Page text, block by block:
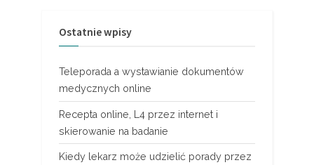
Ostatnie wpisy
Teleporada a wystawianie dokumentów
medycznych online
Recepta online, L4 przez internet i
skierowanie na badanie
Kiedy lekarz może udzielić porady przez